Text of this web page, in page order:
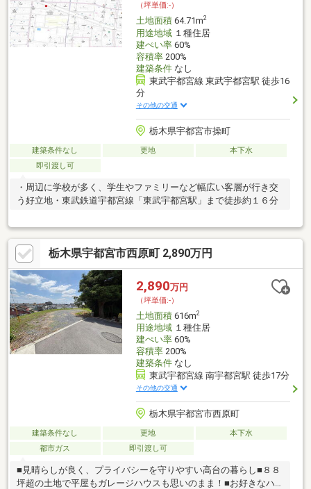
（坪単価:-）
土地面積64.71m2
用途地域１種住居
建ぺい率60%
容積率200%
建築条件なし
東武宇都宮線 東武宇都宮駅 徒歩16
分
その他の交通
栃木県宇都宮市操町
建築条件なし 更地
本下水
即引渡し可
・周辺に学校が多く、学生やファミリーなど幅広い客層が行き交
う好立地・東武鉄道宇都宮線「東武宇都宮駅」まで徒歩約１６分
栃木県宇都宮市西原町 2,890万円
2,890万円
（坪単価:-）
土地面積616m2
用途地域１種住居
建ぺい率60%
容積率200%
建築条件なし
東武宇都宮線 南宇都宮駅 徒歩17分
その他の交通
栃木県宇都宮市西原町
建築条件なし 更地
本下水
都市ガス
即引渡し可
■見晴らしが良く、プライバシーを守りやすい高台の暮らし■８８
坪超の土地で平屋もガレージハウスも思いのまま！■お好きなハ